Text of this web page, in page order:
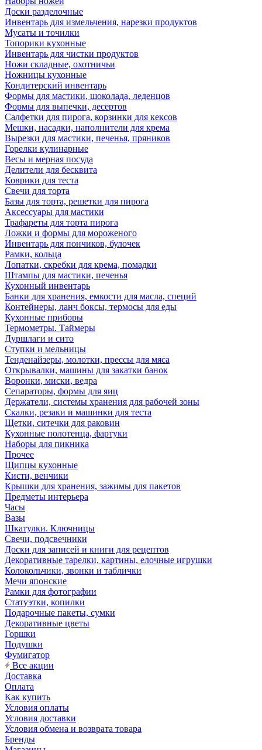
Доски разделочные
Инвентарь для измельчения, нарезки продуктов
Мусаты и точилки
Топорики кухонные
Инвентарь для чистки продуктов
Ножи складные, охотничьи
Ножницы кухонные
Кондитерский инвентарь
Формы для мастики, шоколада, леденцов
Формы для выпечки, десертов
Салфетки для пирога, корзинки для кексов
Мешки, насадки, наполнители для крема
Вырезки для мастики, печенья, пряников
Горелки кулинарные
Весы и мерная посуда
Делители для бесквита
Коврики для теста
Свечи для торта
Базы для торта, решетки для пирога
Аксессуары для мастики
Трафареты для торта пирога
Ложки и формы для мороженого
Инвентарь для пончиков, булочек
Рамки, кольца
Лопатки, скребки для крема, помадки
Штампы для мастики, печенья
Кухонный инвентарь
Банки для хранения, емкости для масла, специй
Контейнеры, ланч боксы, термосы для еды
Кухонные приборы
Термометры. Таймеры
Дуршлаги и сито
Ступки и мельницы
Тенденайзеры, молотки, прессы для мяса
Открывалки, машины для закатки банок
Воронки, миски, ведра
Сепараторы, формы для яиц
Держатели, системы хранения для рабочей зоны
Скалки, резаки и машинки для теста
Щетки, ситечки для раковин
Кухонные полотенца, фартуки
Наборы для пикника
Прочее
Щипцы кухонные
Кисти, венчики
Крышки для хранения, зажимы для пакетов
Предметы интерьера
Часы
Вазы
Шкатулки. Ключницы
Свечи, подсвечники
Доски для записей и книги для рецептов
Декоративные тарелки, картины, елочные игрушки
Колокольчики, звонки и таблички
Мечи японские
Рамки для фотографии
Статуэтки, копилки
Подарочные пакеты, сумки
Декоративные цветы
Горшки
Подушки
Фумигатор
Все акции
Доставка
Оплата
Как купить
Условия оплаты
Условия доставки
Условия обмена и возврата товара
Бренды